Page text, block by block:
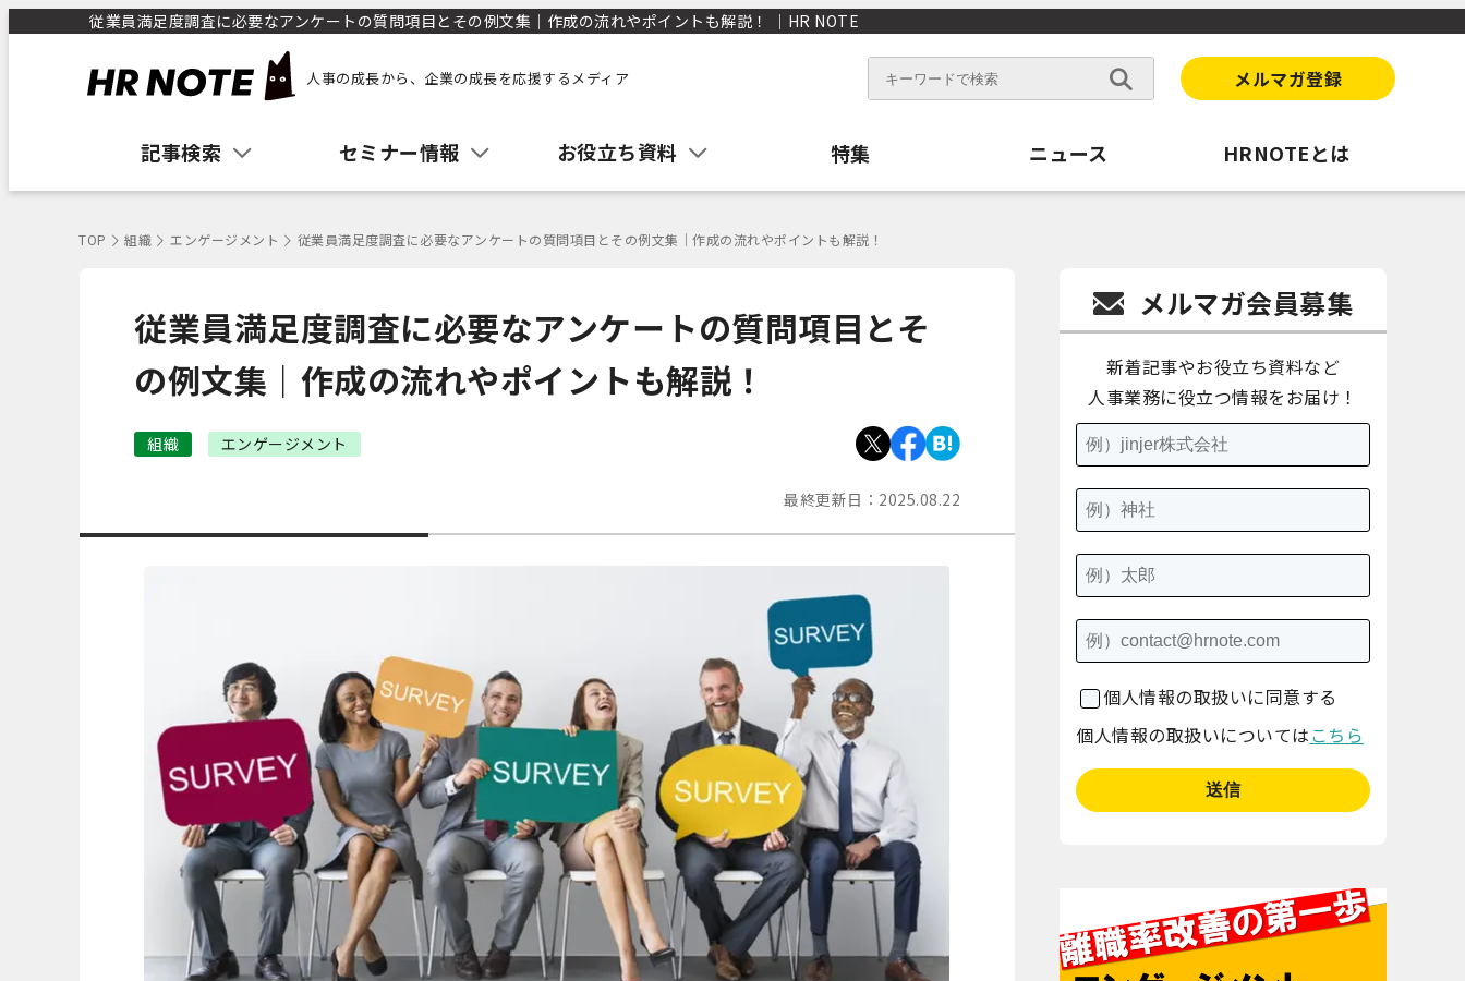
従業員満足度調査に必要なアンケートの質問項目とその例文集｜作成の流れやポイントも解説！ ｜HR NOTE
人事の成長から、企業の成長を応援するメディア メルマガ登録
記事検索 セミナー情報 お役立ち資料 特集 ニュース HRNOTEとは
TOP 組織 エンゲージメント 従業員満足度調査に必要なアンケートの質問項目とその例文集｜作成の流れやポイントも解説！
従業員満足度調査に必要なアンケートの質問項目とそ
の例文集｜作成の流れやポイントも解説！
組織 エンゲージメント
最終更新日： 2025.08.22
メルマガ会員募集
新着記事やお役立ち資料など
人事業務に役立つ情報をお届け！
個人情報の取扱いに同意する
個人情報の取扱いについては こちら